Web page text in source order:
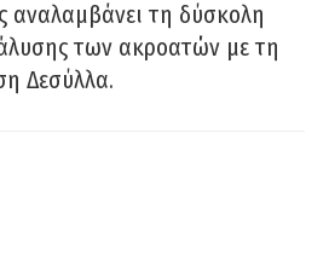
αναλαμβάνει τη δύσκολη
των ακροατών με τη
Δεσύλλα.